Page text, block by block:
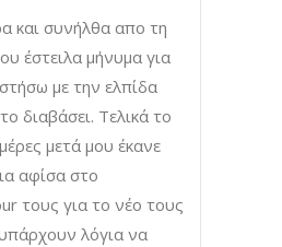
και συνήλθα απο τη
έστειλα μήνυμα για
με την ελπίδα
διαβάσει. Τελικά το
μετά μου έκανε
αφίσα στο
τους για το νέο τους
λόγια να